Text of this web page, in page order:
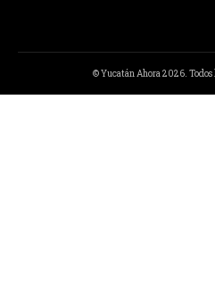
© Yucatán Ahora 2026. Todos